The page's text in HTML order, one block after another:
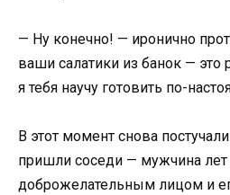
— Ну конечно! — иронично
ваши салатики из банок — это
я тебя научу готовить по-
В этот момент снова
пришли соседи — мужчина лет
доброжелательным лицом и